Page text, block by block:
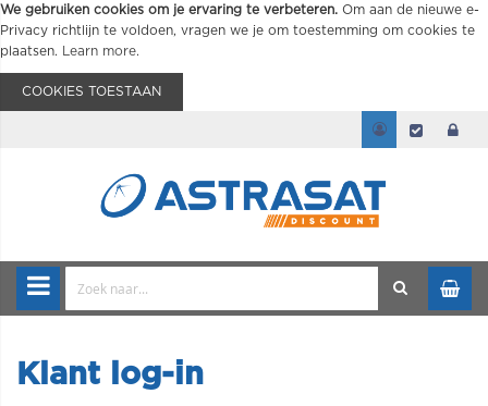
We gebruiken cookies om je ervaring te verbeteren. Om aan de nieuwe e-
Privacy richtlijn te voldoen, vragen we je om toestemming om cookies te
plaatsen.
Learn more.
COOKIES TOESTAAN
Klant log-in